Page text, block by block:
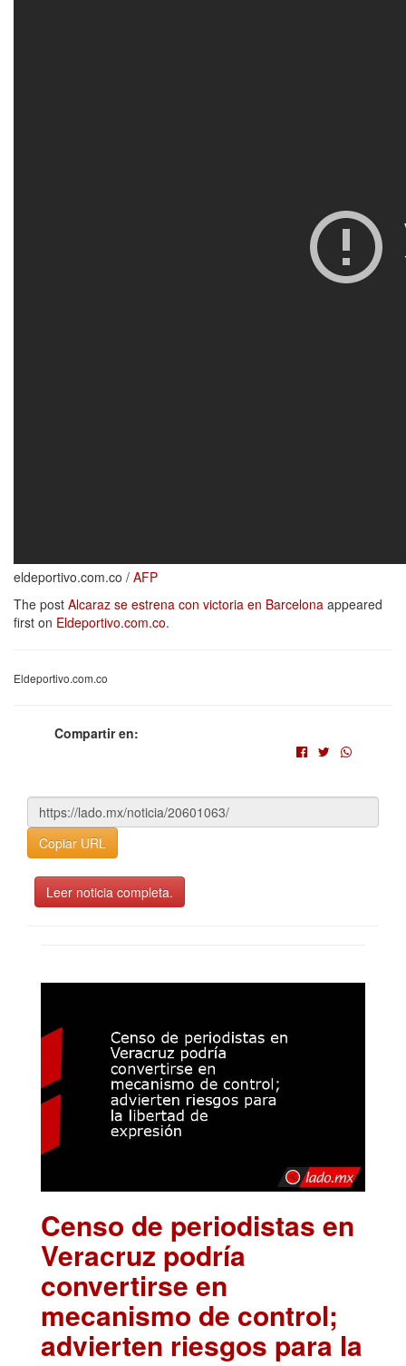
eldeportivo.com.co / AFP
The post Alcaraz se estrena con victoria en Barcelona appeared
first on Eldeportivo.com.co.
Eldeportivo.com.co
Compartir en:
Copiar URL
Leer noticia completa.
Censo de periodistas en
Veracruz podría
convertirse en
mecanismo de control;
advierten riesgos para la